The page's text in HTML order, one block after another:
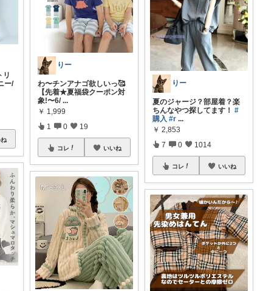
リ
ー/
りー
わ〜チンアナゴ欲しいっ🥰
【先着★夏福袋クーポン対
象!〜6/ ...
￥ 1,999
1 0 19
コレ いいね
りー
夏のジャージ？部屋着？楽
ちんなやつ探してます！#
購入 #r ...
￥ 2,853
7 0 1014
コレ いいね